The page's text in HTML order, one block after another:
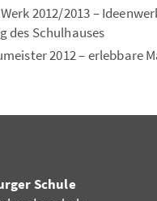
2012/2013 –
des Schulhauses
2012 – erlebbare
Schule